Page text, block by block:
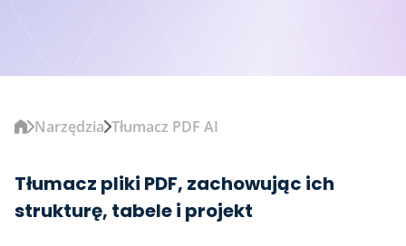
Narzędzia Tłumacz PDF AI
Tłumacz pliki PDF, zachowując ich
strukturę, tabele i projekt